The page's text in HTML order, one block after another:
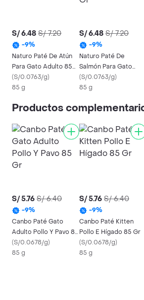
S/ 6.48 S/ 7.20
-9%
Naturo Paté De Atún
Para Gato Adulto 85
Gr
(S/0.0763/g)
85 g
S/ 6.48 S/ 7.20
-9%
Naturo Paté De
Salmón Para Gato
Adulto 85 Gr
(S/0.0763/g)
85 g
Productos
S/ 5.76 S/ 6.40
-9%
Canbo Paté Gato
Adulto Pollo Y Pavo 85
Gr
(S/0.0678/g)
85 g
S/ 5.76 S/ 6.40
-9%
Canbo Paté Kitten
Pollo E Hígado 85 Gr
(S/0.0678/g)
85 g